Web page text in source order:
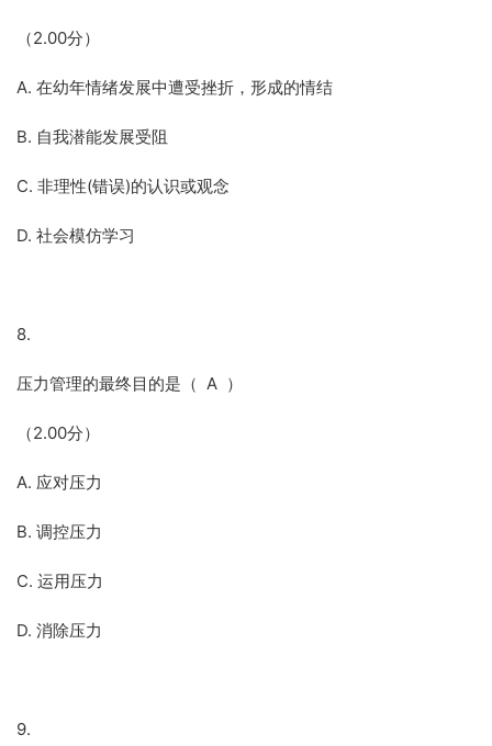
（2.00分）
A. 在幼年情绪发展中遭受挫折，形成的情结
B. 自我潜能发展受阻
C. 非理性(错误)的认识或观念
D. 社会模仿学习
8.
压力管理的最终目的是（ A ）
（2.00分）
A. 应对压力
B. 调控压力
C. 运用压力
D. 消除压力
9.